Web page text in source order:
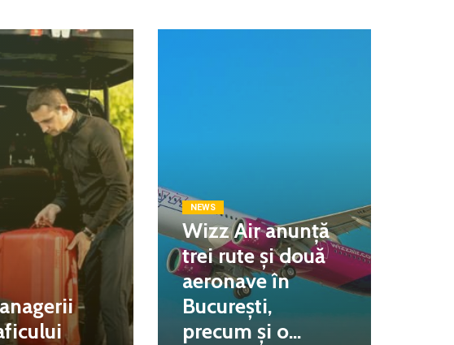
NEWS
Wizz Air anunță
trei rute și două
aeronave în
București,
precum și o...